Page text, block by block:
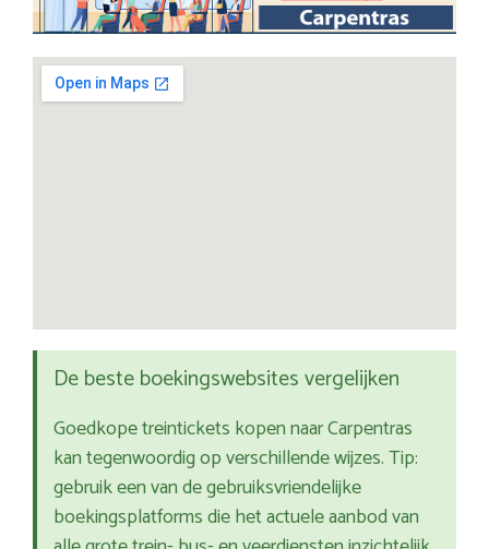
De beste boekingswebsites vergelijken
Goedkope treintickets kopen naar Carpentras
kan tegenwoordig op verschillende wijzes. Tip:
gebruik een van de gebruiksvriendelijke
boekingsplatforms die het actuele aanbod van